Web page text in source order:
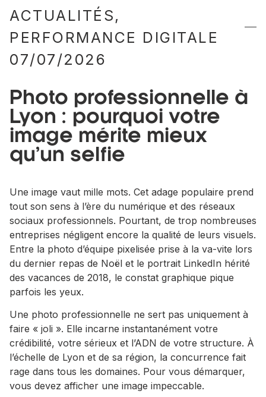
ACTUALITÉS,
PERFORMANCE DIGITALE
07/07/2026
Photo professionnelle à
Lyon : pourquoi votre
image mérite mieux
qu’un selfie
Une image vaut mille mots. Cet adage populaire prend
tout son sens à l’ère du numérique et des réseaux
sociaux professionnels. Pourtant, de trop nombreuses
entreprises négligent encore la qualité de leurs visuels.
Entre la photo d’équipe pixelisée prise à la va-vite lors
du dernier repas de Noël et le portrait LinkedIn hérité
des vacances de 2018, le constat graphique pique
parfois les yeux.
Une photo professionnelle ne sert pas uniquement à
faire « joli ». Elle incarne instantanément votre
crédibilité, votre sérieux et l’ADN de votre structure. À
l’échelle de Lyon et de sa région, la concurrence fait
rage dans tous les domaines. Pour vous démarquer,
vous devez afficher une image impeccable.